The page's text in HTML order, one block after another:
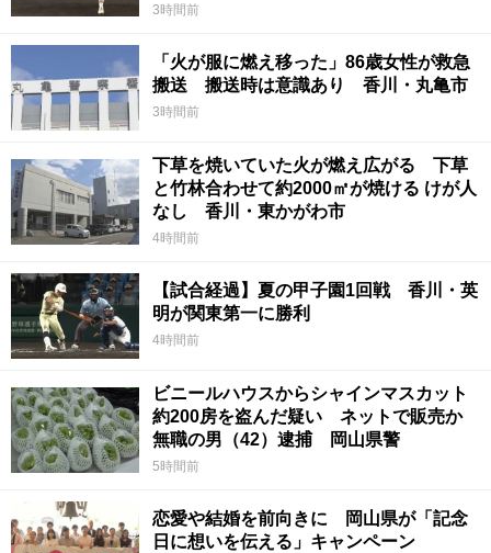
3時間前
「火が服に燃え移った」86歳女性が救急
搬送 搬送時は意識あり 香川・丸亀市
3時間前
下草を焼いていた火が燃え広がる 下草
と竹林合わせて約2000㎡が焼ける けが人
なし 香川・東かがわ市
4時間前
【試合経過】夏の甲子園1回戦 香川・英
明が関東第一に勝利
4時間前
ビニールハウスからシャインマスカット
約200房を盗んだ疑い ネットで販売か
無職の男（42）逮捕 岡山県警
5時間前
恋愛や結婚を前向きに 岡山県が「記念
日に想いを伝える」キャンペーン